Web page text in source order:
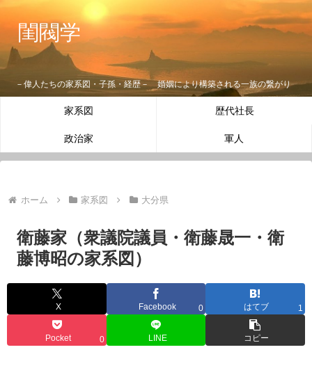
閨閥学
－偉人たちの家系図・子孫・経歴－ 婚姻により構築される一族の繋がり
家系図 歴代社長
政治家 軍人
ホーム 家系図 大分県
衛藤家（衆議院議員・衛藤晟一・衛
藤博昭の家系図）
X Facebook 0 はてブ 1
Pocket 0 LINE コピー